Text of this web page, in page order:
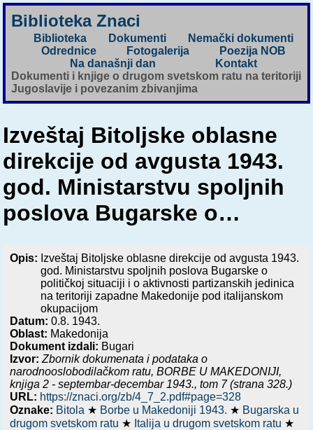
Biblioteka Znaci
Biblioteka Dokumenti
Nemački dokumenti
Odrednice
Fotogalerija
Poezija NOB
Na današnji dan
Kontakt
Dokumenti i knjige o drugom svetskom ratu na teritoriji
Jugoslavije i povezanim zbivanjima
Izveštaj Bitoljske oblasne
direkcije od avgusta 1943.
god. Ministarstvu spoljnih
poslova Bugarske o…
Opis: Izveštaj Bitoljske oblasne direkcije od avgusta 1943.
god. Ministarstvu spoljnih poslova Bugarske o
političkoj situaciji i o aktivnosti partizanskih jedinica
na teritoriji zapadne Makedonije pod italijanskom
okupacijom
Datum:0.8. 1943.
Oblast: Makedonija
Dokument izdali: Bugari
Izvor: Zbornik dokumenata i podataka o
narodnooslobodilačkom ratu,BORBE U MAKEDONIJI,
knjiga 2 - septembar-decembar 1943., tom 7 (strana 328.)
URL: https://znaci.org/zb/4_7_2.pdf#page=328
Oznake: Bitola ★ Borbe u Makedoniji 1943. ★ Bugarska u
drugom svetskom ratu ★ Italija u drugom svetskom ratu ★